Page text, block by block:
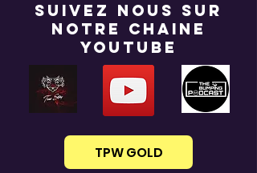
suivez nous sur
notre chaine
youtube
TPW GOLD